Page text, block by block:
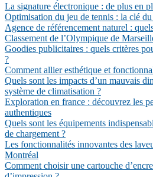
La signature électronique : de plus en
Optimisation du jeu de tennis : la clé
Agence de référencement naturel :
Classement de l’Olympique de
Goodies publicitaires : quels critères
?
Comment allier esthétique et
Quels sont les impacts d’un mauvais
système de climatisation ?
Exploration en france : découvrez les
authentiques
Quels sont les équipements
de chargement ?
Les fonctionnalités innovantes des
Montréal
Comment choisir une cartouche